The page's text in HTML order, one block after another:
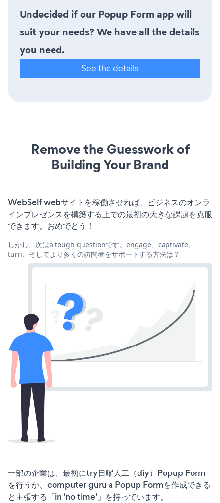
Undecided if our Popup Form app will
suit your needs? We have all the details
you need.
See the details
Remove the Guesswork of
Building Your Brand
WebSelf webサイトを稼働させれば、ビジネスのオンラ
インプレゼンスを構築する上での最初の大きな課題を克服
できます。おめでとう！
しかし、次はa tough questionです。engage、captivate、
turn、そしてより多くの訪問者をサポートする方法は？
一部の企業は、最初にtry日曜大工（diy）Popup Form
を行うか、computer guru a Popup Formを作成できる
と主張する「in 'no time'」を持っています。